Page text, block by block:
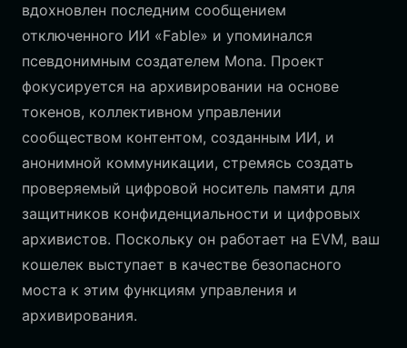
вдохновлен последним сообщением
отключенного ИИ «Fable» и упоминался
псевдонимным создателем Mona. Проект
фокусируется на архивировании на основе
токенов, коллективном управлении
сообществом контентом, созданным ИИ, и
анонимной коммуникации, стремясь создать
проверяемый цифровой носитель памяти для
защитников конфиденциальности и цифровых
архивистов. Поскольку он работает на EVM, ваш
кошелек выступает в качестве безопасного
моста к этим функциям управления и
архивирования.